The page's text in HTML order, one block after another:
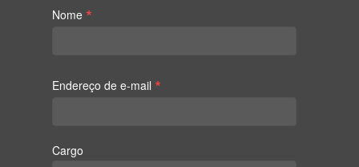
Nome *
Endereço de e-mail *
Cargo